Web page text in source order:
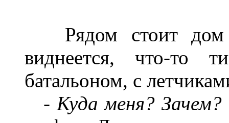
Рядом стоит дом
виднеется, что-то
батальоном, с
- Куда меня?